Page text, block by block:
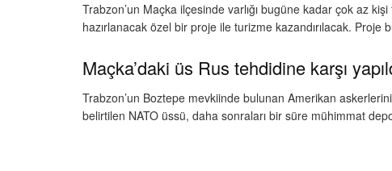
Trabzon’un Maçka ilçesinde varlığı bugüne kadar çok az
hazırlanacak özel bir proje ile turizme kazandırılacak. Proje
Maçka’daki üs Rus tehdidine karşı
Trabzon’un Boztepe mevkiinde bulunan Amerikan
belirtilen NATO üssü, daha sonraları bir süre mühimmat